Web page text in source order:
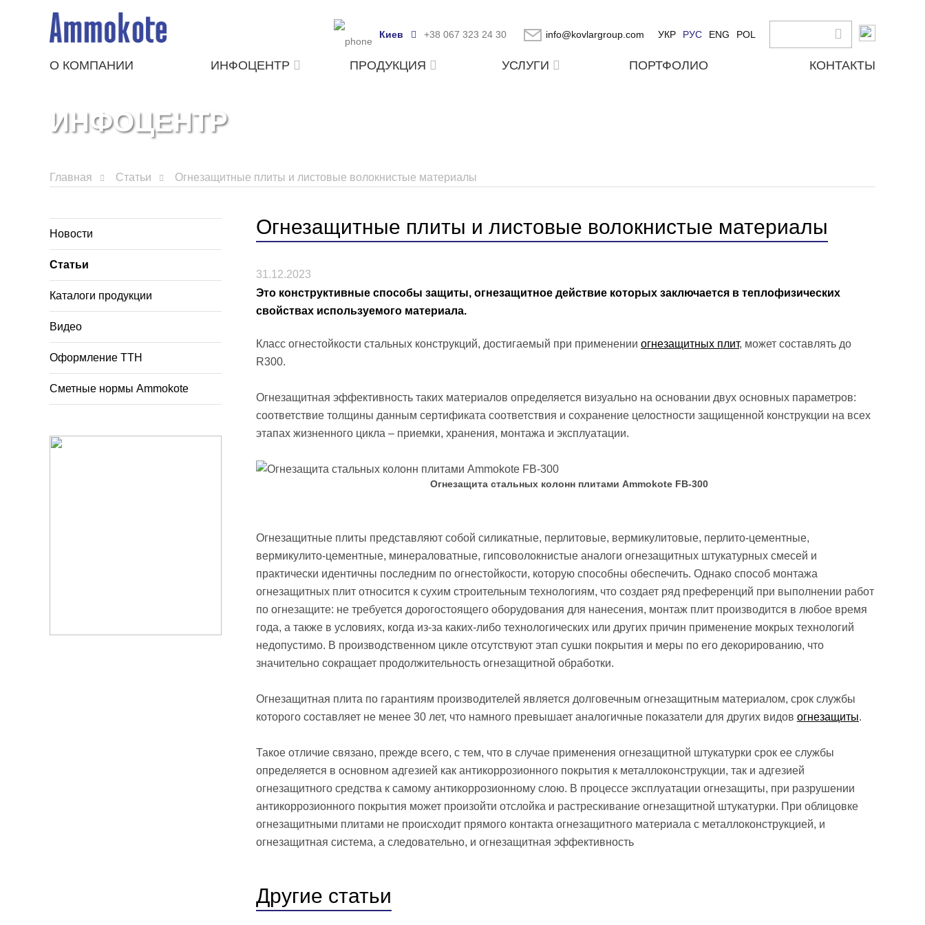
Киев +38 067 323 24 30 info@kovlargroup.com УКР РУС ENG POL
О КОМПАНИИ ИНФОЦЕНТР ПРОДУКЦИЯ УСЛУГИ ПОРТФОЛИО КОНТАКТЫ
ИНФОЦЕНТР
Главная Статьи Огнезащитные плиты и листовые волокнистые материалы
Новости
Статьи
Каталоги продукции
Видео
Оформление ТТН
Сметные нормы Ammokote
Огнезащитные плиты и листовые волокнистые материалы
31.12.2023
Это конструктивные способы защиты, огнезащитное действие которых заключается в теплофизических
свойствах используемого материала.
Класс огнестойкости стальных конструкций, достигаемый при применении огнезащитных плит, может составлять до
R300.
Огнезащитная эффективность таких материалов определяется визуально на основании двух основных параметров:
соответствие толщины данным сертификата соответствия и сохранение целостности защищенной конструкции на всех
этапах жизненного цикла – приемки, хранения, монтажа и эксплуатации.
Огнезащита стальных колонн плитами Ammokote FB-300
Огнезащитные плиты представляют собой силикатные, перлитовые, вермикулитовые, перлито-цементные,
вермикулито-цементные, минераловатные, гипсоволокнистые аналоги огнезащитных штукатурных смесей и
практически идентичны последним по огнестойкости, которую способны обеспечить. Однако способ монтажа
огнезащитных плит относится к сухим строительным технологиям, что создает ряд преференций при выполнении работ
по огнезащите: не требуется дорогостоящего оборудования для нанесения, монтаж плит производится в любое время
года, а также в условиях, когда из-за каких-либо технологических или других причин применение мокрых технологий
недопустимо. В производственном цикле отсутствуют этап сушки покрытия и меры по его декорированию, что
значительно сокращает продолжительность огнезащитной обработки.
Огнезащитная плита по гарантиям производителей является долговечным огнезащитным материалом, срок службы
которого составляет не менее 30 лет, что намного превышает аналогичные показатели для других видов огнезащиты.
Такое отличие связано, прежде всего, с тем, что в случае применения огнезащитной штукатурки срок ее службы
определяется в основном адгезией как антикоррозионного покрытия к металлоконструкции, так и адгезией
огнезащитного средства к самому антикоррозионному слою. В процессе эксплуатации огнезащиты, при разрушении
антикоррозионного покрытия может произойти отслойка и растрескивание огнезащитной штукатурки. При облицовке
огнезащитными плитами не происходит прямого контакта огнезащитного материала с металлоконструкцией, и
огнезащитная система, а следовательно, и огнезащитная эффективность
Другие статьи